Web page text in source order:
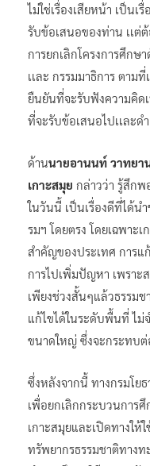
ไม่ใช่เรื่องเสียหน้า เป็น
รับข้อเสนอของท่าน เเต่
การยกเลิกโครงการศึกษ
เเละ กรรมมาธิการ ตาม
ยืนยันที่จะรับฟังความคิด
ที่จะรับข้อเสนอไปเเละ
ด้านนายอานนท์ วาทยา
เกาะสมุย กล่าวว่า รู้สึกพ
ในวันนี้ เป็นเรื่องดีที่ได้น
รมฯ โดยตรง โดยเฉพาะ
สำคัญของประเทศ การ
การไปเพิ่มปัญหา เพราะ
เพียงช่วงสั้นๆแล้วธรรม
แก้ไขได้ในระดับพื้นที่ ไม่
ขนาดใหญ่ ซึ่งจะกระทบ
ซึ่งหลังจากนี้ ทางกรมโ
เพื่อยกเลิกกระบวนการ
เกาะสมุยและเปิดทางให้
ทรัพยากรธรรมชาติทาง